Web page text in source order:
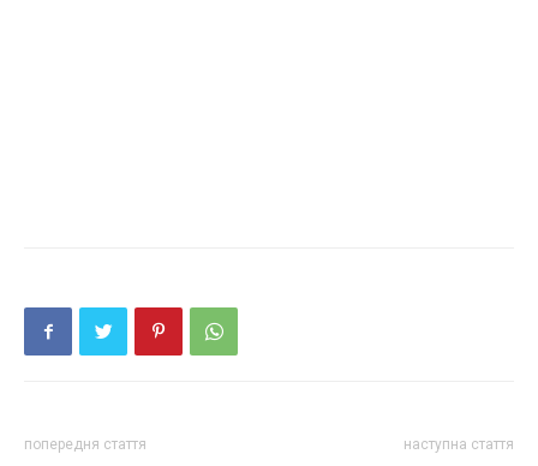
попередня стаття наступна стаття